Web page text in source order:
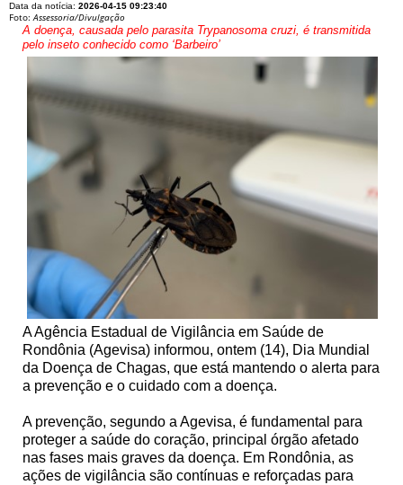
Data da notícia: 2026-04-15 09:23:40
Foto:Assessoria/Divulgação
A doença, causada pelo parasita Trypanosoma cruzi, é transmitida
pelo inseto conhecido como ‘Barbeiro’
A Agência Estadual de Vigilância em Saúde de
Rondônia (Agevisa) informou, ontem (14), Dia Mundial
da Doença de Chagas, que está mantendo o alerta para
a prevenção e o cuidado com a doença.
A prevenção, segundo a Agevisa, é fundamental para
proteger a saúde do coração, principal órgão afetado
nas fases mais graves da doença. Em Rondônia, as
ações de vigilância são contínuas e reforçadas para